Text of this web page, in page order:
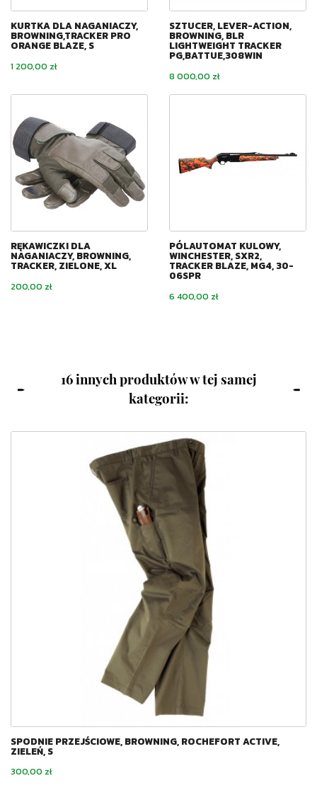
KURTKA DLA NAGANIACZY,
BROWNING,TRACKER PRO
ORANGE BLAZE, S
Cena
1 200,00 zł
SZTUCER, LEVER-ACTION,
BROWNING, BLR
LIGHTWEIGHT TRACKER
PG,BATTUE,308WIN
Cena
8 000,00 zł
RĘKAWICZKI DLA
NAGANIACZY, BROWNING,
TRACKER, ZIELONE, XL
Cena
200,00 zł
PÓLAUTOMAT KULOWY,
WINCHESTER, SXR2,
TRACKER BLAZE, MG4, 30-
06SPR
Cena
6 400,00 zł
16 innych produktów w tej samej
kategorii:
SPODNIE PRZEJŚCIOWE, BROWNING, ROCHEFORT ACTIVE,
ZIELEŃ, S
Cena
300,00 zł